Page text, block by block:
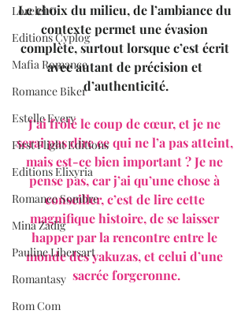
Lorelei C.
Editions Cyplog
Mafia Romance
Romance Biker
Estelle Every
First Flight Editions
Editions Elixyria
Romance Sombre
Mina Zadig
Pauline Libersart
Romantasy
Rom Com
Le choix du milieu, de l’ambiance du
contexte permet une évasion
complète, surtout lorsque c’est écrit
avec autant de précision et
d’authenticité.
J’ai frôlé le coup de cœur, et je ne
serai pas dire ce qui ne l’a pas atteint,
mais est-ce bien important ? Je ne
pense pas, car j’ai qu’une chose à
conseiller, c’est de lire cette
magnifique histoire, de se laisser
happer par la rencontre entre le
monde des yakuzas, et celui d’une
sacrée forgeronne.